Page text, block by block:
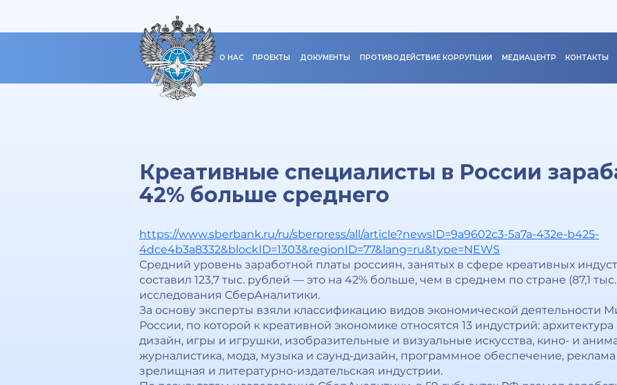
О НАС ПРОЕКТЫ ДОКУМЕНТЫ ПРОТИВОДЕЙСТВИЕ КОРРУПЦИИ МЕДИАЦЕНТР КОНТАКТЫ
Креативные специалисты в России
42% больше среднего
https://www.sberbank.ru/ru/sberpress/all/article?newsID=9a9602c3-5a7a-432e-b425-
4dce4b3a8332&blockID=1303&regionID=77&lang=ru&type=NEWS
Средний уровень заработной платы россиян, занятых в сфере креативных
составил 123,7 тыс. рублей — это на 42% больше, чем в среднем по стране (87,1
исследования СберАналитики.
За основу эксперты взяли классификацию видов экономической деятельности
России, по которой к креативной экономике относятся 13 индустрий:
дизайн, игры и игрушки, изобразительные и визуальные искусства, кино- и
журналистика, мода, музыка и саунд-дизайн, программное обеспечение,
зрелищная и литературно-издательская индустрии.